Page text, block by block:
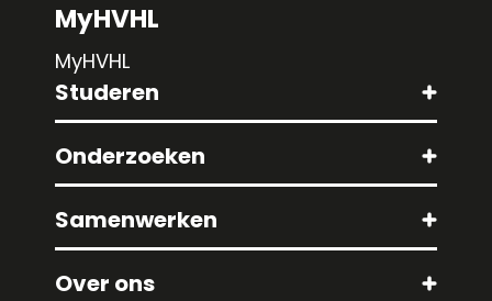
MyHVHL
MyHVHL
Studeren
Onderzoeken
Samenwerken
Over ons